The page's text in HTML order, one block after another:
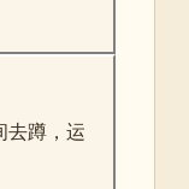
去蹲，运